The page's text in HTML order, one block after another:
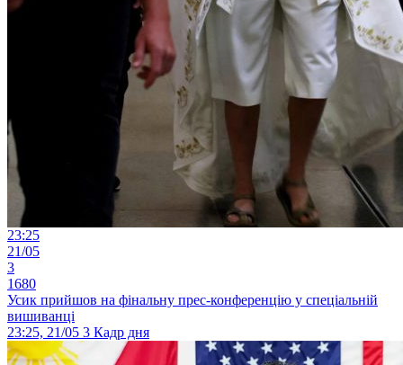
23:25
21/05
3
1680
Усик прийшов на фінальну прес-конференцію у спеціальній
вишиванці
23:25, 21/05 3 Кадр дня